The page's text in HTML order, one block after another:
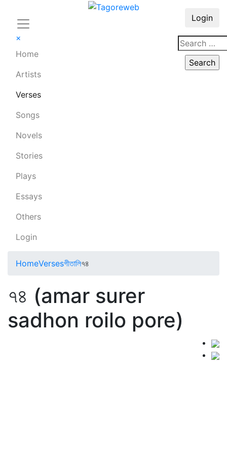
×
Home
Artists
Verses
Songs
Novels
Stories
Plays
Essays
Others
Login
Login
HomeVersesগীতালি৭৪
৭৪ (amar surer
sadhon roilo pore)